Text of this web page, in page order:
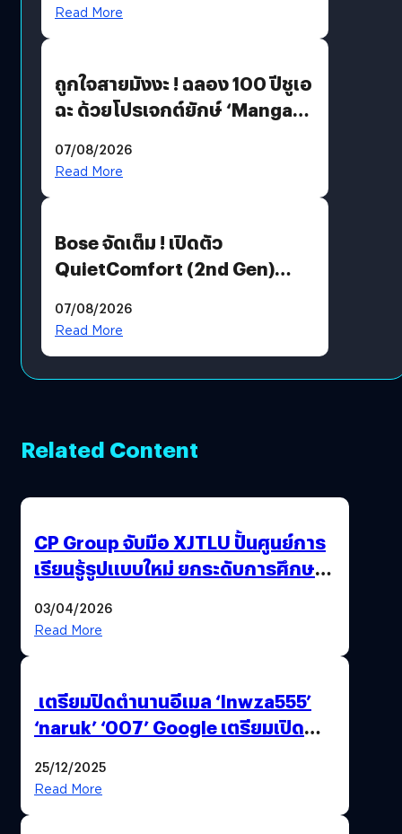
Read More
ถูกใจสายมังงะ ! ฉลอง 100 ปีชูเอ
ฉะ ด้วยโปรเจกต์ยักษ์ ‘Manga
มีภาษาไทยด้วย
07/08/2026
Read More
Bose จัดเต็ม ! เปิดตัว
QuietComfort (2nd Gen)
07/08/2026
Read More
Related Content
CP Group จับมือ XJTLU ปั้นศูนย์การ
เรียนรู้รูปแบบใหม่ ยกระดับการศึกษา
03/04/2026
Read More
เตรียมปิดตำนานอีเมล ‘lnwza555’
‘naruk’ ‘007’ Google เตรียมเปิด
25/12/2025
Read More